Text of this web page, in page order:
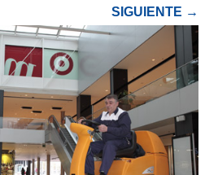
SIGUIENTE →